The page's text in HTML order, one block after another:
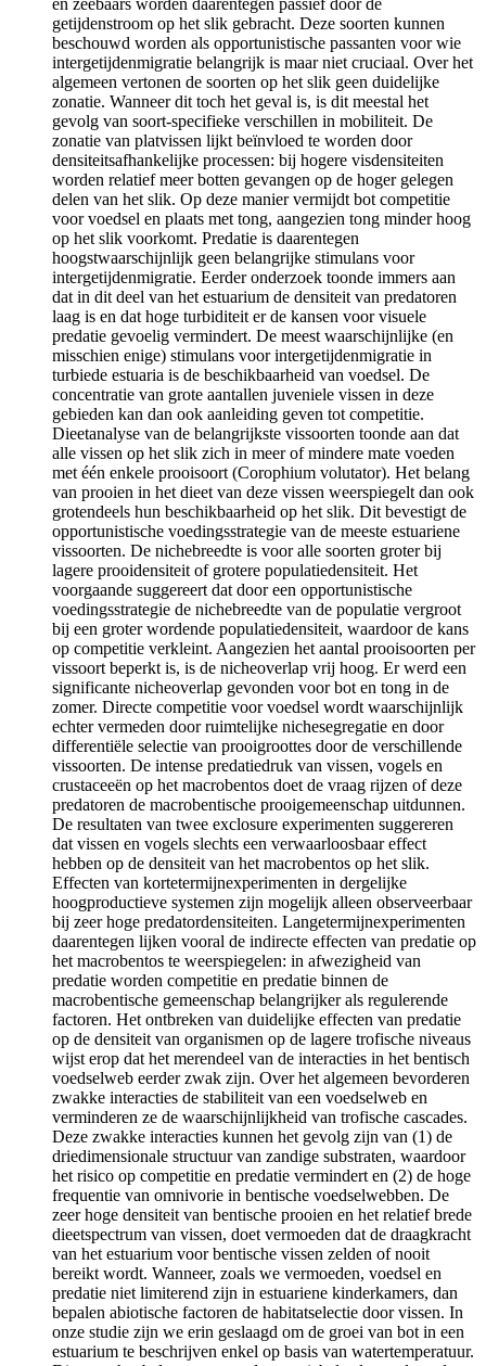
getijdenstroom op het slik gebracht. Deze soorten kunnen
beschouwd worden als opportunistische passanten voor wie
intergetijdenmigratie belangrijk is maar niet cruciaal. Over het
algemeen vertonen de soorten op het slik geen duidelijke
zonatie. Wanneer dit toch het geval is, is dit meestal het
gevolg van soort-specifieke verschillen in mobiliteit. De
zonatie van platvissen lijkt beïnvloed te worden door
densiteitsafhankelijke processen: bij hogere visdensiteiten
worden relatief meer botten gevangen op de hoger gelegen
delen van het slik. Op deze manier vermijdt bot competitie
voor voedsel en plaats met tong, aangezien tong minder hoog
op het slik voorkomt. Predatie is daarentegen
hoogstwaarschijnlijk geen belangrijke stimulans voor
intergetijdenmigratie. Eerder onderzoek toonde immers aan
dat in dit deel van het estuarium de densiteit van predatoren
laag is en dat hoge turbiditeit er de kansen voor visuele
predatie gevoelig vermindert. De meest waarschijnlijke (en
misschien enige) stimulans voor intergetijdenmigratie in
turbiede estuaria is de beschikbaarheid van voedsel. De
concentratie van grote aantallen juveniele vissen in deze
gebieden kan dan ook aanleiding geven tot competitie.
Dieetanalyse van de belangrijkste vissoorten toonde aan dat
alle vissen op het slik zich in meer of mindere mate voeden
met één enkele prooisoort (Corophium volutator). Het belang
van prooien in het dieet van deze vissen weerspiegelt dan ook
grotendeels hun beschikbaarheid op het slik. Dit bevestigt de
opportunistische voedingsstrategie van de meeste estuariene
vissoorten. De nichebreedte is voor alle soorten groter bij
lagere prooidensiteit of grotere populatiedensiteit. Het
voorgaande suggereert dat door een opportunistische
voedingsstrategie de nichebreedte van de populatie vergroot
bij een groter wordende populatiedensiteit, waardoor de kans
op competitie verkleint. Aangezien het aantal prooisoorten per
vissoort beperkt is, is de nicheoverlap vrij hoog. Er werd een
significante nicheoverlap gevonden voor bot en tong in de
zomer. Directe competitie voor voedsel wordt waarschijnlijk
echter vermeden door ruimtelijke nichesegregatie en door
differentiële selectie van prooigroottes door de verschillende
vissoorten. De intense predatiedruk van vissen, vogels en
crustaceeën op het macrobentos doet de vraag rijzen of deze
predatoren de macrobentische prooigemeenschap uitdunnen.
De resultaten van twee exclosure experimenten suggereren
dat vissen en vogels slechts een verwaarloosbaar effect
hebben op de densiteit van het macrobentos op het slik.
Effecten van kortetermijnexperimenten in dergelijke
hoogproductieve systemen zijn mogelijk alleen observeerbaar
bij zeer hoge predatordensiteiten. Langetermijnexperimenten
daarentegen lijken vooral de indirecte effecten van predatie op
het macrobentos te weerspiegelen: in afwezigheid van
predatie worden competitie en predatie binnen de
macrobentische gemeenschap belangrijker als regulerende
factoren. Het ontbreken van duidelijke effecten van predatie
op de densiteit van organismen op de lagere trofische niveaus
wijst erop dat het merendeel van de interacties in het bentisch
voedselweb eerder zwak zijn. Over het algemeen bevorderen
zwakke interacties de stabiliteit van een voedselweb en
verminderen ze de waarschijnlijkheid van trofische cascades.
Deze zwakke interacties kunnen het gevolg zijn van (1) de
driedimensionale structuur van zandige substraten, waardoor
het risico op competitie en predatie vermindert en (2) de hoge
frequentie van omnivorie in bentische voedselwebben. De
zeer hoge densiteit van bentische prooien en het relatief brede
dieetspectrum van vissen, doet vermoeden dat de draagkracht
van het estuarium voor bentische vissen zelden of nooit
bereikt wordt. Wanneer, zoals we vermoeden, voedsel en
predatie niet limiterend zijn in estuariene kinderkamers, dan
bepalen abiotische factoren de habitatselectie door vissen. In
onze studie zijn we erin geslaagd om de groei van bot in een
estuarium te beschrijven enkel op basis van watertemperatuur.